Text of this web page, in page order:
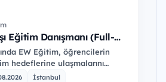
Eğitim Danışmanı (Full-
EW Eğitim, öğrencilerin
hedeflerine ulaşmalarını
eğitim danışmanlığı
İstanbul